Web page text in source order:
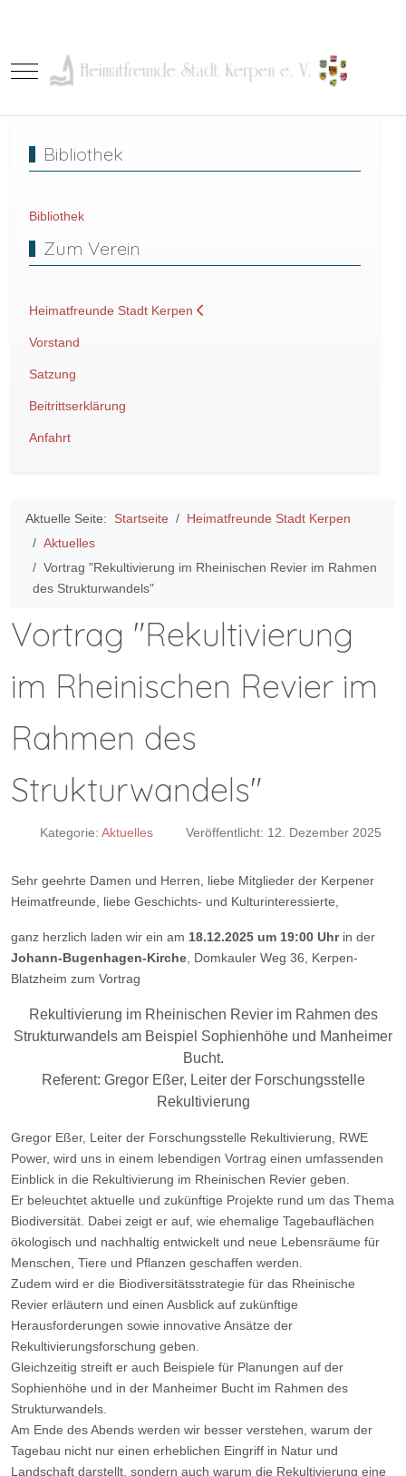
Mobile Menu Toggle
Bibliothek
Bibliothek
Zum Verein
Heimatfreunde Stadt Kerpen
Vorstand
Satzung
Beitrittserklärung
Anfahrt
Aktuelle Seite: Startseite
Heimatfreunde Stadt Kerpen
Aktuelles
Vortrag "Rekultivierung im Rheinischen Revier im Rahmen
des Strukturwandels"
Vortrag "Rekultivierung
im Rheinischen Revier im
Rahmen des
Strukturwandels"
Kategorie: Aktuelles Veröffentlicht: 12. Dezember 2025
Sehr geehrte Damen und Herren, liebe Mitglieder der Kerpener
Heimatfreunde, liebe Geschichts- und Kulturinteressierte,
ganz herzlich laden wir ein am 18.12.2025 um 19:00 Uhrin der
Johann-Bugenhagen-Kirche, Domkauler Weg 36, Kerpen-
Blatzheim zum Vortrag
Rekultivierung im Rheinischen Revier im Rahmen des
Strukturwandels am Beispiel Sophienhöhe und Manheimer
Bucht.
Referent: Gregor Eßer, Leiter der Forschungsstelle
Rekultivierung
Gregor Eßer, Leiter der Forschungsstelle Rekultivierung, RWE
Power, wird uns in einem lebendigen Vortrag einen umfassenden
Einblick in die Rekultivierung im Rheinischen Revier geben.
Er beleuchtet aktuelle und zukünftige Projekte rund um das Thema
Biodiversität. Dabei zeigt er auf, wie ehemalige Tagebauflächen
ökologisch und nachhaltig entwickelt und neue Lebensräume für
Menschen, Tiere und Pflanzen geschaffen werden.
Zudem wird er die Biodiversitätsstrategie für das Rheinische
Revier erläutern und einen Ausblick auf zukünftige
Herausforderungen sowie innovative Ansätze der
Rekultivierungsforschung geben.
Gleichzeitig streift er auch Beispiele für Planungen auf der
Sophienhöhe und in der Manheimer Bucht im Rahmen des
Strukturwandels.
Am Ende des Abends werden wir besser verstehen, warum der
Tagebau nicht nur einen erheblichen Eingriff in Natur und
Landschaft darstellt, sondern auch warum die Rekultivierung eine